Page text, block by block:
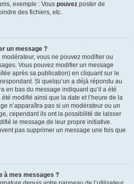
exemple : Vous pouvez poster de
des fichiers, etc.
un message ?
vous ne pouvez modifier ou
Vous pouvez modifier un message
après sa publication) en cliquant sur le
Si quelqu’un a déjà répondu au
en bas du message indiquant qu’il a été
modifié ainsi que la date et l’heure de la
n’apparaîtra pas si un modérateur ou un
cependant ils ont la possibilité de laisser
le message de leur propre initiative.
pas supprimer un message une fois que
à mes messages ?